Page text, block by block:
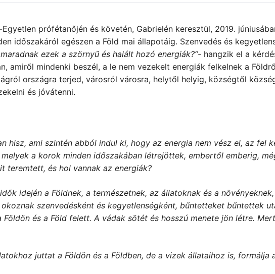
prófétanőjén és követén, Gabrielén keresztül, 2019.
időszakáról egészen a Föld mai állapotáig. Szenvedés és
ezek a szörnyű és halált hozó energiák?“- hangzik el a
amiről mindenki beszél, a le nem vezekelt energiák felkelnek a
országra terjed, városról városra, helytől helyig, községtől
és jóvátenni.
hisz, ami szintén abból indul ki, hogy az energia nem vész el, az fel
a korok minden időszakában létrejöttek, embertől emberig,
teremtett, és hol vannak az energiák?
idején a Földnek, a természetnek, az állatoknak és a
szenvedésként és kegyetlenségként, bűntetteket bűntettek
és a Föld felett. A vádak sötét és hosszú menete jön létre.
juttat a Földön és a Földben, de a vizek állataihoz is, formálja